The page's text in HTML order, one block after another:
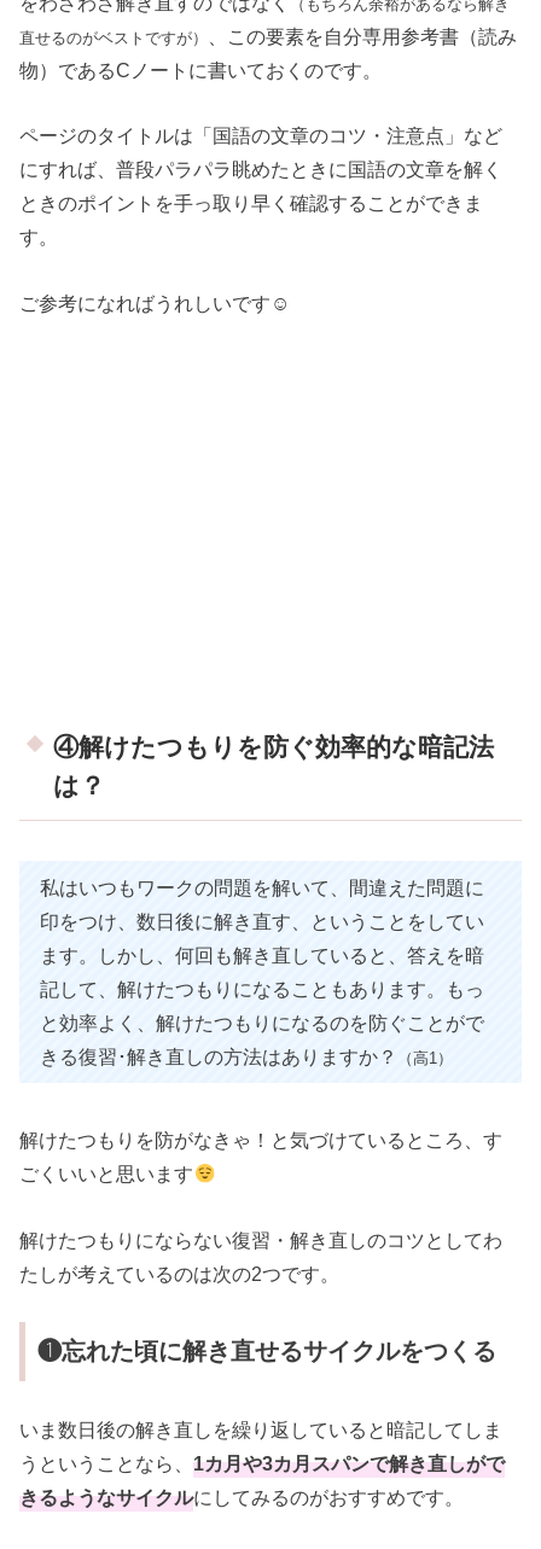
（もちろん余裕があるなら解き
直せるのがベストですが）
、この要素を自分専用参考書（読み
物）であるCノートに書いておくのです。
ページのタイトルは「国語の文章のコツ・注意点」など
にすれば、普段パラパラ眺めたときに国語の文章を解く
ときのポイントを手っ取り早く確認することができま
す。
ご参考になればうれしいです☺︎
④解けたつもりを防ぐ効率的な暗記法
は？
私はいつもワークの問題を解いて、間違えた問題に
印をつけ、数日後に解き直す、ということをしてい
ます。しかし、何回も解き直していると、答えを暗
記して、解けたつもりになることもあります。もっ
と効率よく、解けたつもりになるのを防ぐことがで
きる復習･解き直しの方法はありますか？
（高1）
解けたつもりを防がなきゃ！と気づけているところ、す
ごくいいと思います
解けたつもりにならない復習・解き直しのコツとしてわ
たしが考えているのは次の2つです。
❶忘れた頃に解き直せるサイクルをつくる
いま数日後の解き直しを繰り返していると暗記してしま
うということなら、1カ月や3カ月スパンで解き直しがで
きるようなサイクルにしてみるのがおすすめです。